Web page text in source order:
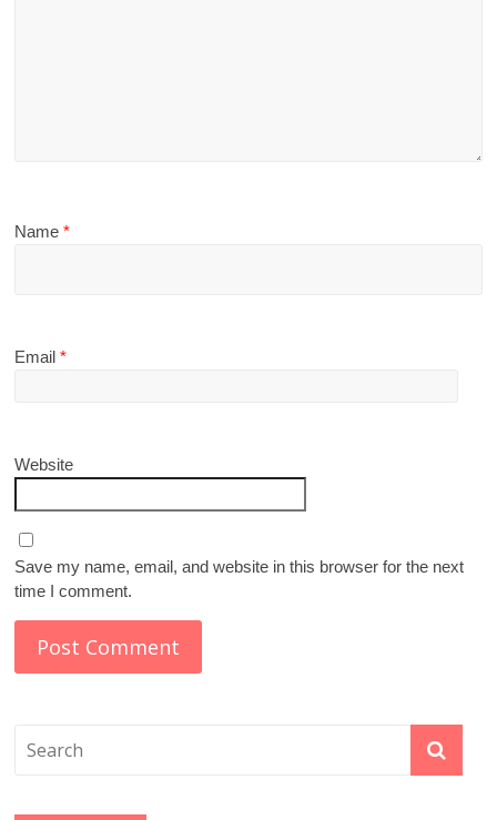
Name*
Email*
Website
Save my name, email, and website in this browser for the next
time I comment.